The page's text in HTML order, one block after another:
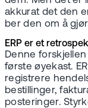
akkurat det den
ber den om å
ERP er et
Denne
første øyekast.
registrere
bestillinger,
posteringer.